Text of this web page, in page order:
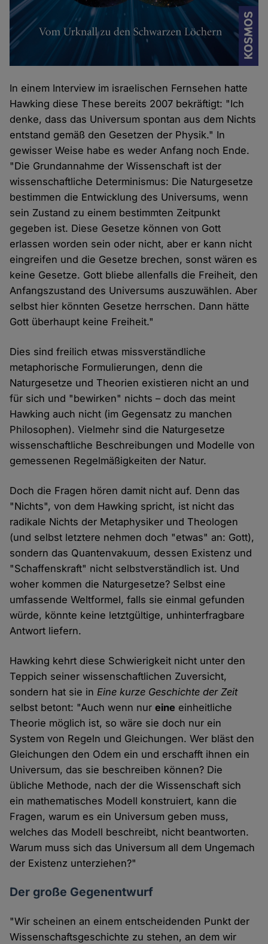
In einem Interview im israelischen Fernsehen hatte
Hawking diese These bereits 2007 bekräftigt: "Ich
denke, dass das Universum spontan aus dem Nichts
entstand gemäß den Gesetzen der Physik." In
gewisser Weise habe es weder Anfang noch Ende.
"Die Grundannahme der Wissenschaft ist der
wissenschaftliche Determinismus: Die Naturgesetze
bestimmen die Entwicklung des Universums, wenn
sein Zustand zu einem bestimmten Zeitpunkt
gegeben ist. Diese Gesetze können von Gott
erlassen worden sein oder nicht, aber er kann nicht
eingreifen und die Gesetze brechen, sonst wären es
keine Gesetze. Gott bliebe allenfalls die Freiheit, den
Anfangszustand des Universums auszuwählen. Aber
selbst hier könnten Gesetze herrschen. Dann hätte
Gott überhaupt keine Freiheit."
Dies sind freilich etwas missverständliche
metaphorische Formulierungen, denn die
Naturgesetze und Theorien existieren nicht an und
für sich und "bewirken" nichts – doch das meint
Hawking auch nicht (im Gegensatz zu manchen
Philosophen). Vielmehr sind die Naturgesetze
wissenschaftliche Beschreibungen und Modelle von
gemessenen Regelmäßigkeiten der Natur.
Doch die Fragen hören damit nicht auf. Denn das
"Nichts", von dem Hawking spricht, ist nicht das
radikale Nichts der Metaphysiker und Theologen
(und selbst letztere nehmen doch "etwas" an: Gott),
sondern das Quantenvakuum, dessen Existenz und
"Schaffenskraft" nicht selbstverständlich ist. Und
woher kommen die Naturgesetze? Selbst eine
umfassende Weltformel, falls sie einmal gefunden
würde, könnte keine letztgültige, unhinterfragbare
Antwort liefern.
Hawking kehrt diese Schwierigkeit nicht unter den
Teppich seiner wissenschaftlichen Zuversicht,
sondern hat sie inEine kurze Geschichte der Zeit
selbst betont: "Auch wenn nureine einheitliche
Theorie möglich ist, so wäre sie doch nur ein
System von Regeln und Gleichungen. Wer bläst den
Gleichungen den Odem ein und erschafft ihnen ein
Universum, das sie beschreiben können? Die
übliche Methode, nach der die Wissenschaft sich
ein mathematisches Modell konstruiert, kann die
Fragen, warum es ein Universum geben muss,
welches das Modell beschreibt, nicht beantworten.
Warum muss sich das Universum all dem Ungemach
der Existenz unterziehen?"
Der große Gegenentwurf
"Wir scheinen an einem entscheidenden Punkt der
Wissenschaftsgeschichte zu stehen, an dem wir